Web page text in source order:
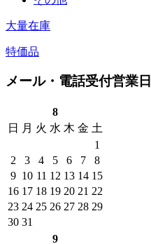
大量在庫
特価品
メール・電話受付営業日
8
日
月 火 水 木 金 土
1
2
3 4 5 6 7
8
9 10 11 12 13 14 15
16 17 18 19 20 21 22
23 24 25 26 27 28 29
30 31
9